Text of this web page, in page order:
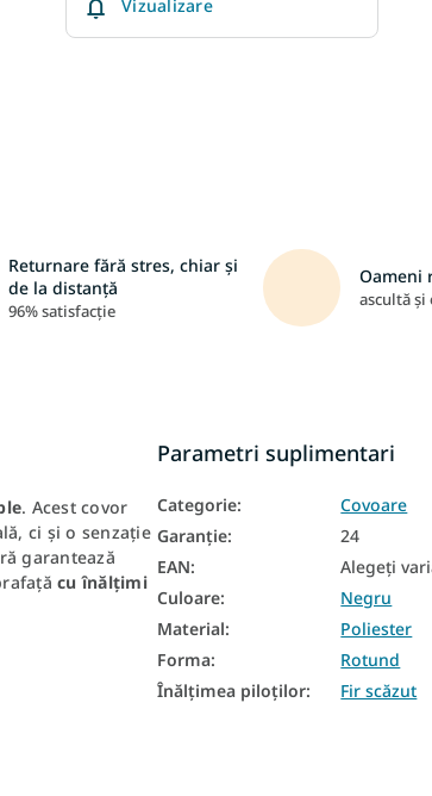
Vizualizare
Returnare fără stres, chiar și
de la distanță
96% satisfacție
Oameni
ascultă
. Acest covor
ci și o senzație
garantează
cu înălțimi
Parametri suplimentari
Categorie:
Covoare
Garanţie:
24
EAN:
Alegeţi
Culoare:
Negru
Material:
Poliester
Forma:
Rotund
Înălțimea piloților: Fir scăzut